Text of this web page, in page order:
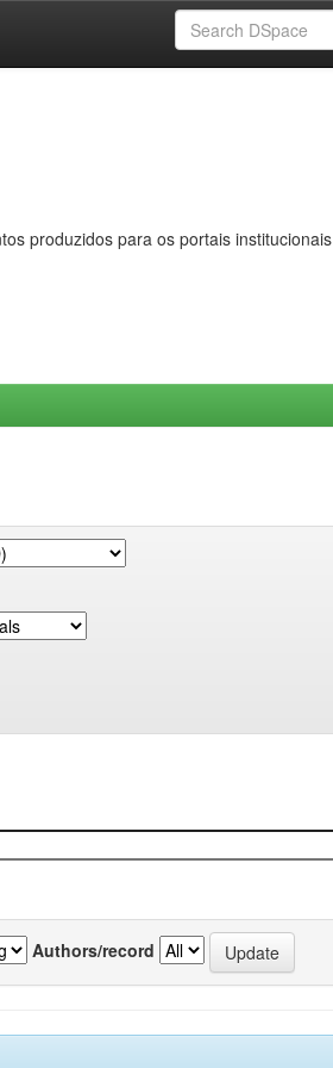
produzidos para os portais institucionais
Authors/record